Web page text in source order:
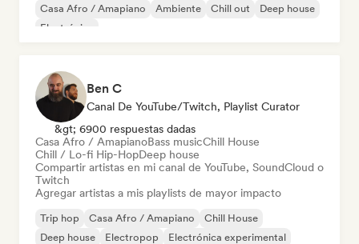
Casa Afro / Amapiano
Ambiente Chill out
Deep house
Electrónica
Ben C
Canal De YouTube/Twitch, Playlist Curator
&gt; 6900 respuestas dadas
Casa Afro / AmapianoBass musicChill House
Chill / Lo-fi Hip-HopDeep house
Compartir artistas en mi canal de YouTube, SoundCloud o
Twitch
Agregar artistas a mis playlists de mayor impacto
Trip hop Casa Afro / Amapiano
Chill House
Deep house
Electropop
Electrónica experimental